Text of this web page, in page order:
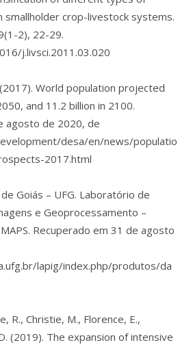
smallholder crop-livestock systems.
(1-2), 22-29.
j.livsci.2011.03.020
World population projected
and 11.2 billion in 2100.
agosto de 2020, de
desa/en/news/populatio
2017.html
Goiás – UFG. Laboratório de
e Geoprocessamento –
Recuperado em 31 de agosto
lapig/index.php/produtos/da
R., Christie, M., Florence, E.,
(2019). The expansion of intensive